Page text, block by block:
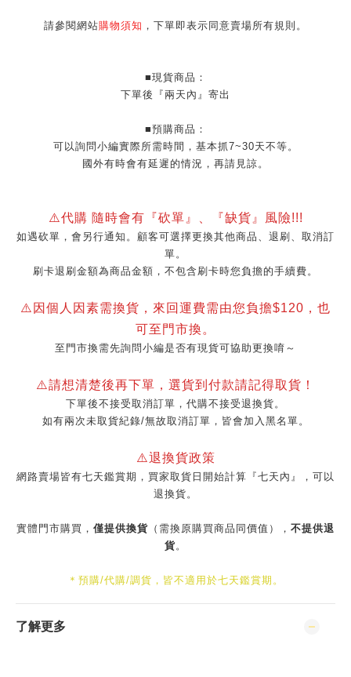
請參閱網站購物須知 ，下單即表示同意賣場所有規則。
■現貨商品：
下單後『兩天內』寄出
■預購商品：
可以詢問小編實際所需時間，基本抓7~30天不等。
國外有時會有延遲的情況，再請見諒。
⚠️代購 隨時會有『砍單』、『缺貨』風險!!!
如遇砍單，會另行通知。顧客可選擇更換其他商品、退刷、取消訂
單。
刷卡退刷金額為商品金額，不包含刷卡時您負擔的手續費。
⚠️因個人因素需換貨，來回運費需由您負擔$120，也
可至門市換。
至門市換需先詢問小編是否有現貨可協助更換唷～
⚠️請想清楚後再下單，選貨到付款請記得取貨！
下單後不接受取消訂單，代購不接受退換貨。
如有兩次未取貨紀錄/無故取消訂單，皆會加入黑名單。
⚠️退換貨政策
網路賣場皆有七天鑑賞期，買家取貨日開始計算『七天內』，可以
退換貨。
實體門市購買， 僅提供換貨 （需換原購買商品同價值）， 不提供退
貨。
＊預購/代購/調貨，皆不適用於七天鑑賞期。
了解更多